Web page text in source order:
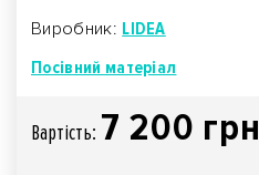
Виробник: LIDEA
Посівний матеріал
Вартiсть: 7 200 грн